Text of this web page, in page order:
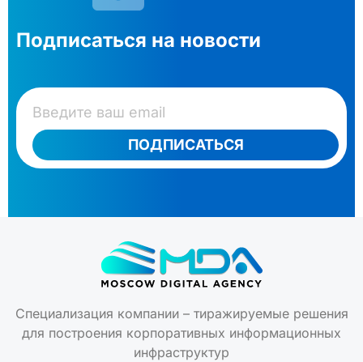
Подписаться на новости
ПОДПИСАТЬСЯ
Специализация компании – тиражируемые решения
для построения корпоративных информационных
инфраструктур